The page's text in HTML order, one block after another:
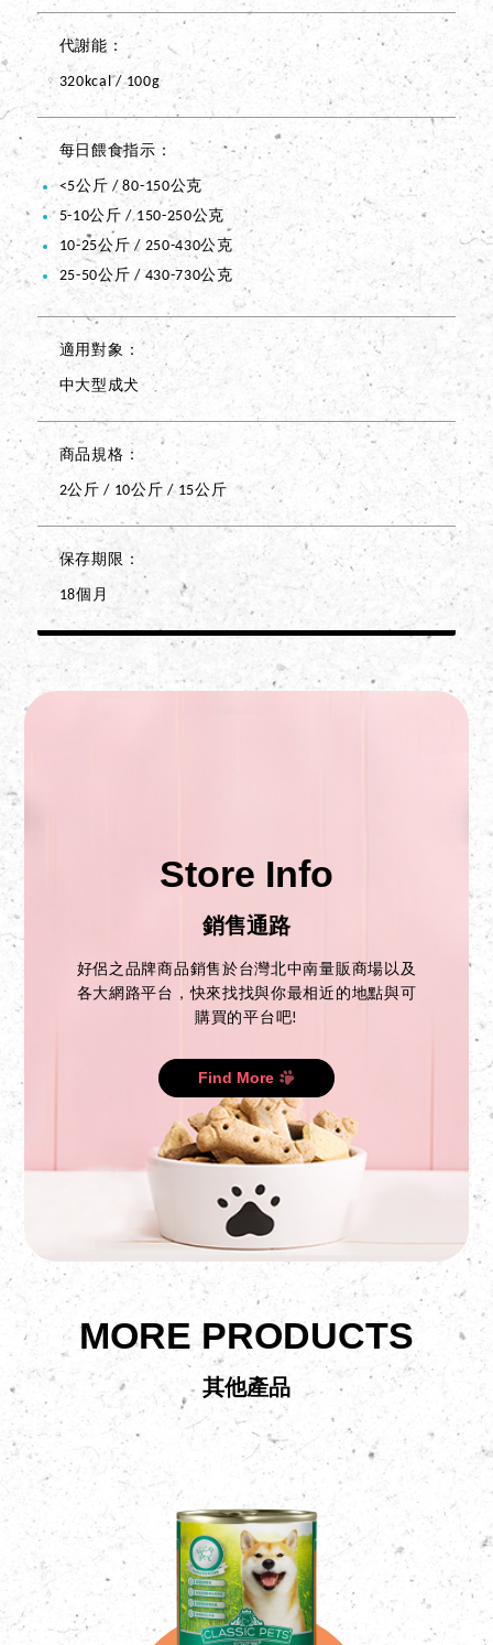
代謝能
320kcal / 100g
每日餵食指示
<5公斤 / 80-150公克
5-10公斤 / 150-250公克
10-25公斤 / 250-430公克
25-50公斤 / 430-730公克
適用對象
中大型成犬
商品規格
2公斤 / 10公斤 / 15公斤
保存期限
18個月
Store Info
銷售通路
好侶之品牌商品銷售於台灣北中南量販商場以及
各大網路平台，快來找找與你最相近的地點與可
購買的平台吧!
Find More
MORE PRODUCTS
其他產品